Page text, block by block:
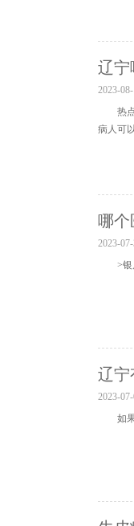
辽宁
2023-
热
病人可
哪
2023-
>
辽宁
2023-
如